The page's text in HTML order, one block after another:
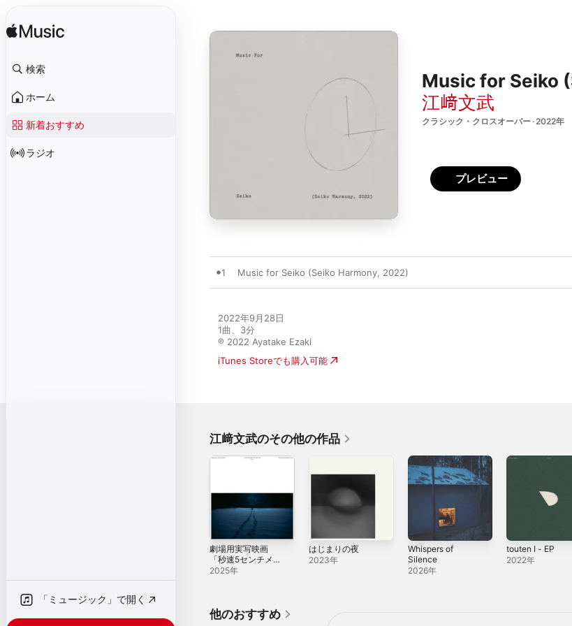
検索
ホーム
新着おすすめ
ラジオ
「ミュージック」で開く
Music for Seiko
江﨑文武
クラシック・クロスオーバー · 2022年
プレビュー
1 Music for Seiko (Seiko Harmony, 2022)
2022年9月28日
1曲、3分
℗ 2022 Ayatake Ezaki
iTunes Storeでも購入可能
江﨑文武のその他の作品
劇場用実写映画
「秒速5センチメー
トル」オリジナ
2025年
はじまりの夜
2023年
Whispers of
Silence
2026年
touten I - EP
2022年
他のおすすめ